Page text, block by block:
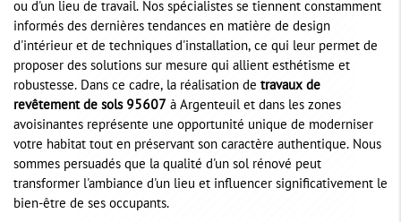
ou d'un lieu de travail. Nos spécialistes se tiennent constamment
informés des dernières tendances en matière de design
d'intérieur et de techniques d'installation, ce qui leur permet de
proposer des solutions sur mesure qui allient esthétisme et
robustesse. Dans ce cadre, la réalisation de travaux de
revêtement de sols 95607 à Argenteuil et dans les zones
avoisinantes représente une opportunité unique de moderniser
votre habitat tout en préservant son caractère authentique. Nous
sommes persuadés que la qualité d'un sol rénové peut
transformer l'ambiance d'un lieu et influencer significativement le
bien-être de ses occupants.